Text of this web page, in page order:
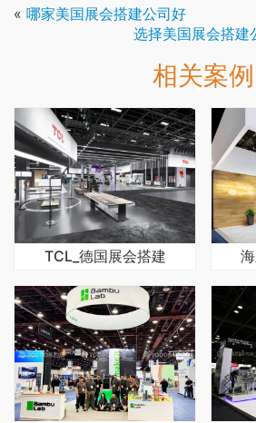
« 哪家美国展会搭建公司好
选择美国展会搭建
相关案例
TCL_德国展会搭建